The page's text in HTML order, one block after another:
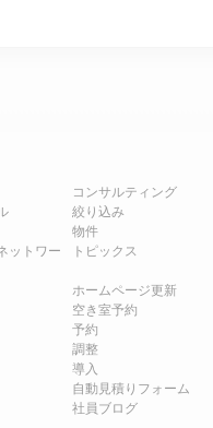
コンサルティング
絞り込み
物件
ットワー
トピックス
ホームページ更新
空き室予約
予約
調整
導入
自動見積りフォーム
社員ブログ